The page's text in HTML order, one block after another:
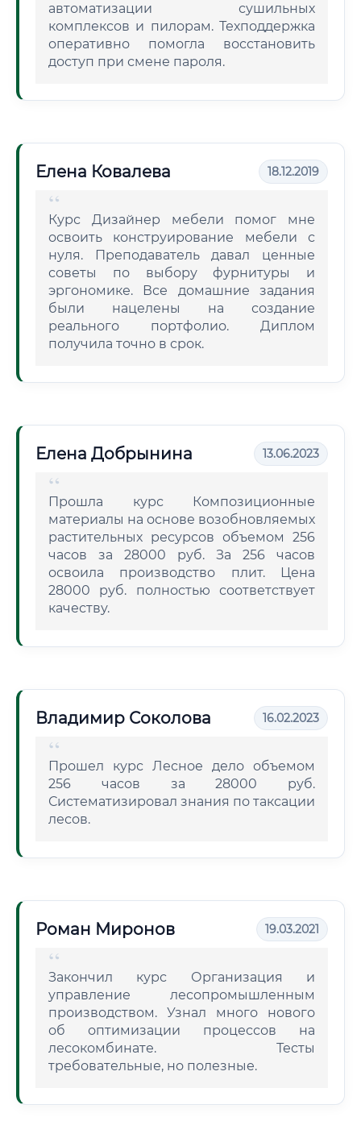
автоматизации сушильных
комплексов и пилорам. Техподдержка
оперативно помогла восстановить
доступ при смене пароля.
Елена Ковалева 18.12.2019
Курс Дизайнер мебели помог мне
освоить конструирование мебели с
нуля. Преподаватель давал ценные
советы по выбору фурнитуры и
эргономике. Все домашние задания
были нацелены на создание
реального портфолио. Диплом
получила точно в срок.
Елена Добрынина 13.06.2023
Прошла курс Композиционные
материалы на основе возобновляемых
растительных ресурсов объемом 256
часов за 28000 руб. За 256 часов
освоила производство плит. Цена
28000 руб. полностью соответствует
качеству.
Владимир Соколова 16.02.2023
Прошел курс Лесное дело объемом
256 часов за 28000 руб.
Систематизировал знания по таксации
лесов.
Роман Миронов 19.03.2021
Закончил курс Организация и
управление лесопромышленным
производством. Узнал много нового
об оптимизации процессов на
лесокомбинате. Тесты
требовательные, но полезные.